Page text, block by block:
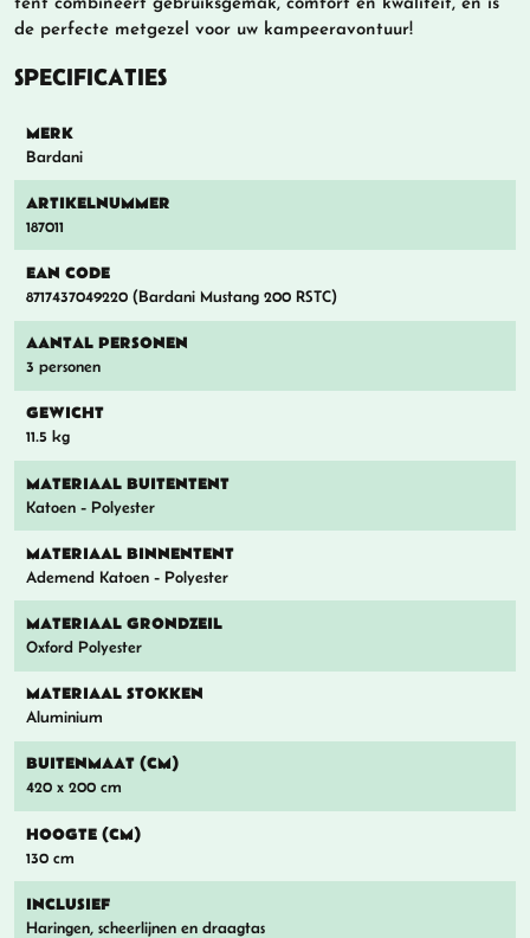
tent combineert gebruiksgemak, comfort en kwaliteit, en is
de perfecte metgezel voor uw kampeeravontuur!
SPECIFICATIES
MERK
Bardani
ARTIKELNUMMER
187011
EAN CODE
8717437049220 (Bardani Mustang 200 RSTC)
AANTAL PERSONEN
3 personen
GEWICHT
11.5 kg
MATERIAAL BUITENTENT
Katoen - Polyester
MATERIAAL BINNENTENT
Ademend Katoen - Polyester
MATERIAAL GRONDZEIL
Oxford Polyester
MATERIAAL STOKKEN
Aluminium
BUITENMAAT (CM)
420 x 200 cm
HOOGTE (CM)
130 cm
INCLUSIEF
Haringen, scheerlijnen en draagtas